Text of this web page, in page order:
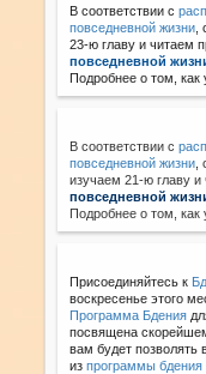
В соответствии с
повседневной жизни
23-ю главу и читаем
повседневной
Подробнее о том, как
В соответствии с
повседневной жизни
изучаем 21-ю главу
повседневной
Подробнее о том, как
Присоединяйтесь к
воскресенье этого
Программа Бдения
посвящена
вам будет
изпрограммы бдения